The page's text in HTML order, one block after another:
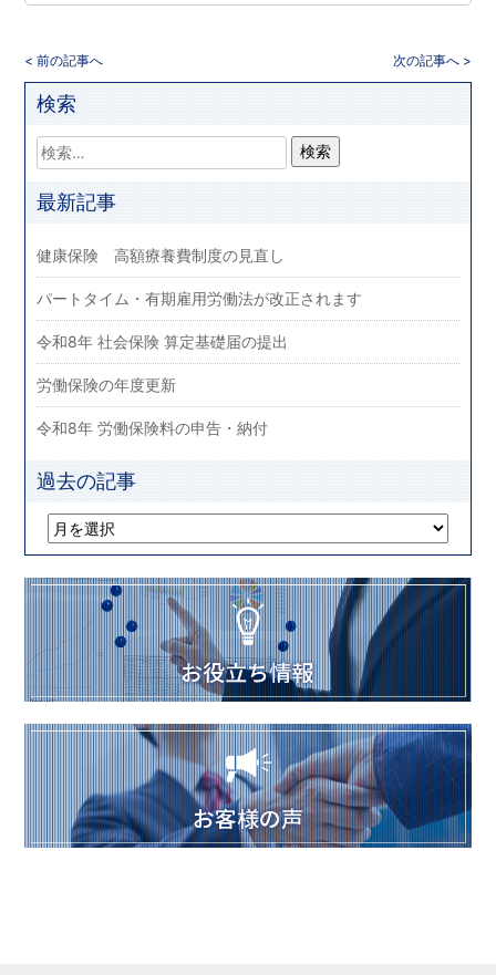
< 前の記事へ 次の記事へ >
検索
最新記事
健康保険 高額療養費制度の見直し
パートタイム・有期雇用労働法が改正されます
令和8年 社会保険 算定基礎届の提出
労働保険の年度更新
令和8年 労働保険料の申告・納付
過去の記事